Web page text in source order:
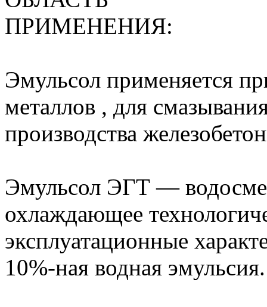
Эмульсол применяется
металлов , для
производства
Эмульсол ЭГТ —
охлаждающее
эксплуатационные
10%-ная водная эмульсия.